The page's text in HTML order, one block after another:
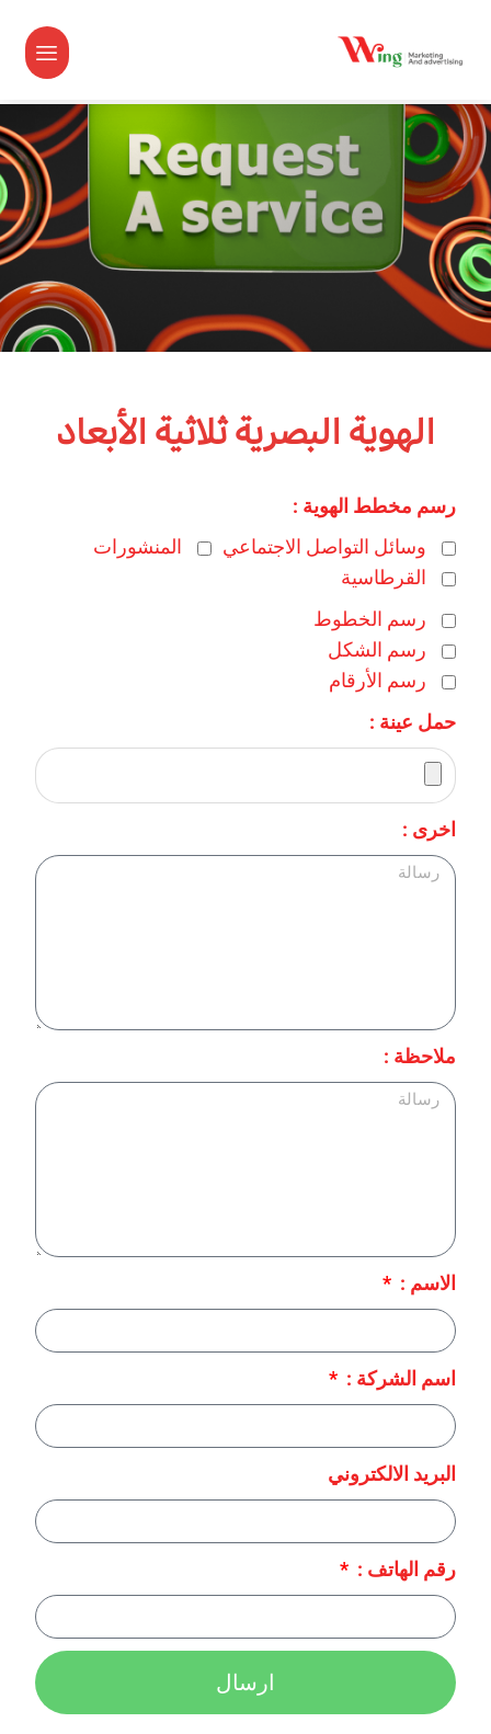
الهوية البصرية ثلاثية الأبعاد
رسم مخطط الهوية :
وسائل التواصل الاجتماعي
المنشورات
القرطاسية
رسم الخطوط
رسم الشكل
رسم الأرقام
حمل عينة :
اخرى :
ملاحظة :
الاسم :
اسم الشركة :
البريد الالكتروني
رقم الهاتف :
ارسال